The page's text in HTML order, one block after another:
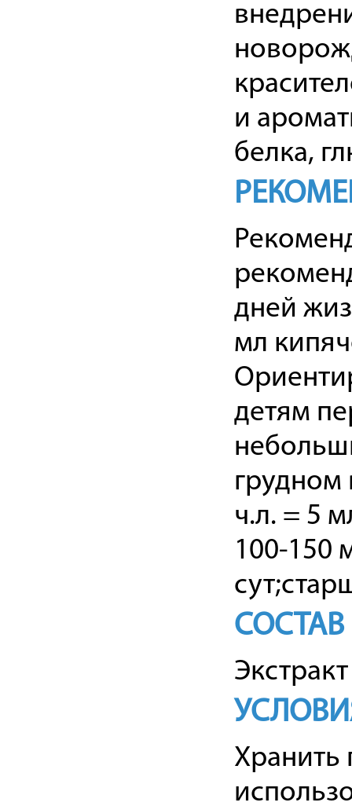
и
белка,
дней
мл
детям
грудном
ч.л. = 5
100-150
СОСТАВ
Хранить